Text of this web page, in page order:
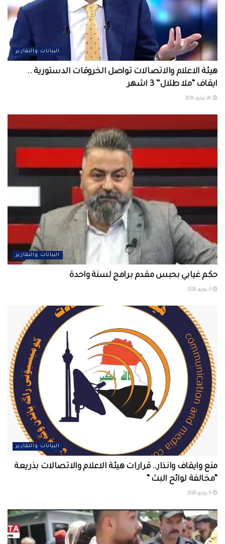
البيانات والتقارير
هيئة الاعلام والاتصالات تواصل الخروقات الدستورية ..
ايقاف “ملا طلال” 3 اشهر
البيانات والتقارير
حكم غيابي بحبس مقدم برامج لسنة واحدة
البيانات والتقارير
منع وايقاف وانذار.. قرارات هيئة الاعلام والاتصالات بذريعة
“مخالفة لوائح البث “